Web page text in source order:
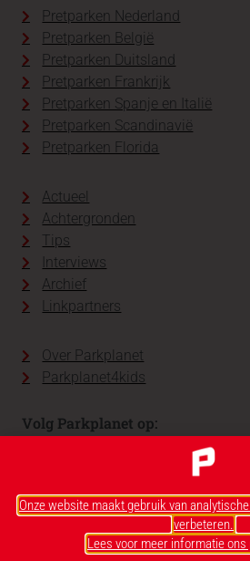
Pretparken Nederland
Pretparken België
Pretparken Duitsland
Pretparken Frankrijk
Pretparken Spanje en Italië
Pretparken Scandinavië
Pretparken Florida
Actueel
Achtergronden
Tips
Interviews
Archief
Linkpartners
Over Parkplanet
Parkplanet4kids
Volg Parkplanet op:
Onze website maakt gebruik van
verbeteren.
Lees voor meer informatie ons